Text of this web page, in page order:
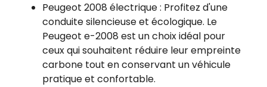
Peugeot 2008 électrique : Profitez d'une
conduite silencieuse et écologique. Le
Peugeot e-2008 est un choix idéal pour
ceux qui souhaitent réduire leur empreinte
carbone tout en conservant un véhicule
pratique et confortable.